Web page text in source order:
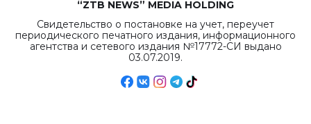
“ZTB NEWS” MEDIA HOLDING
Свидетельство о постановке на учет, переучет
периодического печатного издания, информационного
агентства и сетевого издания №17772-СИ выдано
03.07.2019.